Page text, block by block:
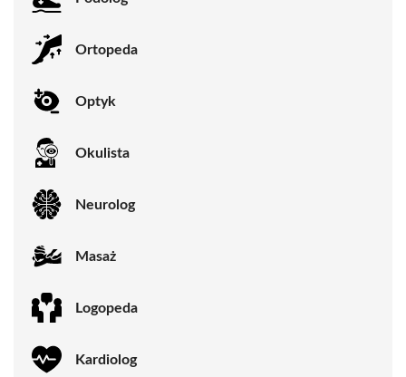
Ortopeda
Optyk
Okulista
Neurolog
Masaż
Logopeda
Kardiolog